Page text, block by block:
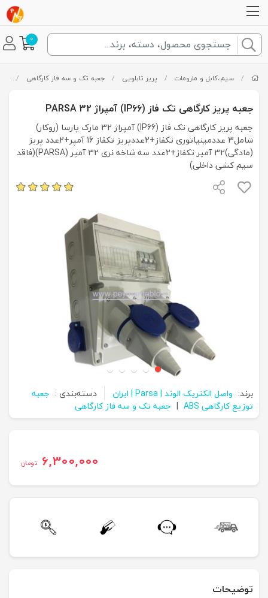
0
/ سیم،کابل و ملزومات / پریز تابلویی / جعبه تک و سه فاز کارگاهی /
جعبه پریز کارگاهی تک فاز (IP66) آمپراژ 32 PARSA
جعبه پریز کارگاهی تک فاز (IP66) آمپراژ 32 مارک پارسا (روکار)
شامل3 عددمینیاتوری تکفاز+2عددپریز تکفاز 16 آمپر+2عدد پریز
(مادگی)32 آمپر تکفاز+2عدد سه شاخه نری 32 آمپر (PARSA)(فاقد
سیم کشی داخلی)
برند: واصل الکتریک الوند | Parsa | ایران دسته‌بندی : جعبه
توزیع کارگاهی ABS
| جعبه تک و سه فاز کارگاهی
6,300,000 تومان
توضیحات